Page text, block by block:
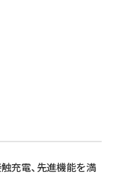
充電、先進機能を満